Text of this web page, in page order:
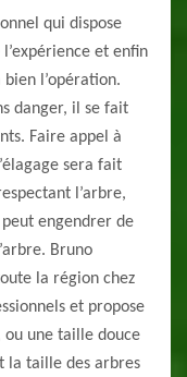
qui dispose
et enfin
l’opération.
danger, il se fait
Faire appel à
sera fait
l’arbre,
engendrer de
Bruno
la région chez
et propose
ou une taille douce
la taille des arbres